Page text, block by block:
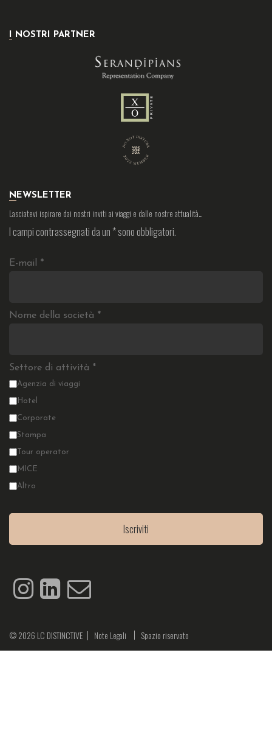
I NOSTRI PARTNER
NEWSLETTER
Lasciatevi ispirare dai nostri inviti ai viaggi e dalle nostre attualità…
I campi contrassegnati da un *sono obbligatori.
E-mail *
Nome della società *
Settore di attività *
Agenzia di viaggi
Hotel
Corporate
Stampa
Tour operator
MICE
Altro
© 2026 LC DISTINCTIVE Note Legali